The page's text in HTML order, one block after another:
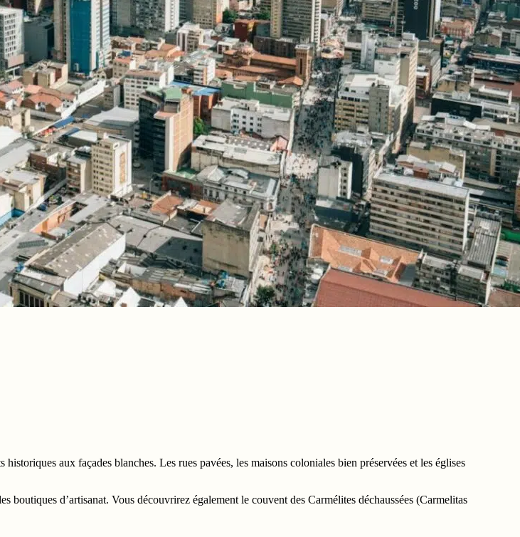
aux façades blanches. Les rues pavées, les maisons coloniales bien préservées et les églises
d’artisanat. Vous découvrirez également le couvent des Carmélites déchaussées (Carmelitas